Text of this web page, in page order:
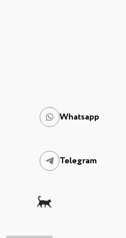
Whatsapp
Telegram